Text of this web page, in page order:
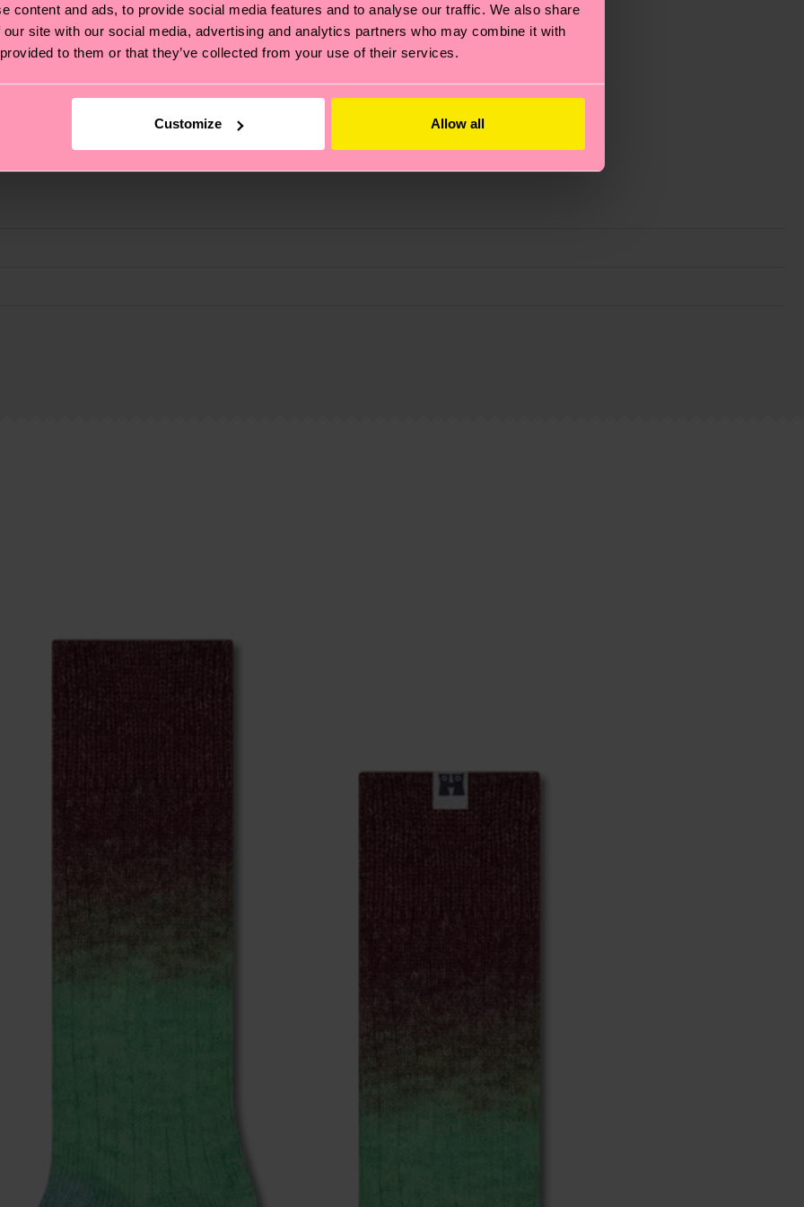
content and ads, to provide social media features and to analyse our traffic. We also share
site with our social media, advertising and analytics partners who may combine it with
to them or that they’ve collected from your use of their services.
Customize Allow all
– es geht auch um eine ethische Lieferkette, die Reduzierung von Emissionen, die richtige Pflege von